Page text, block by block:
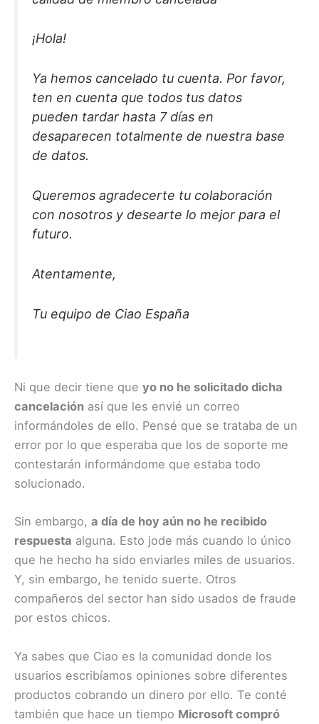
¡Hola!
Ya hemos cancelado tu cuenta. Por favor,
ten en cuenta que todos tus datos
pueden tardar hasta 7 días en
desaparecen totalmente de nuestra base
de datos.
Queremos agradecerte tu colaboración
con nosotros y desearte lo mejor para el
futuro.
Atentamente,
Tu equipo de Ciao España
Ni que decir tiene que yo no he solicitado dicha
cancelación así que les envié un correo
informándoles de ello. Pensé que se trataba de un
error por lo que esperaba que los de soporte me
contestarán informándome que estaba todo
solucionado.
Sin embargo, a día de hoy aún no he recibido
respuesta alguna. Esto jode más cuando lo único
que he hecho ha sido enviarles miles de usuarios.
Y, sin embargo, he tenido suerte. Otros
compañeros del sector han sido usados de fraude
por estos chicos.
Ya sabes que Ciao es la comunidad donde los
usuarios escribíamos opiniones sobre diferentes
productos cobrando un dinero por ello. Te conté
también que hace un tiempo Microsoft compró